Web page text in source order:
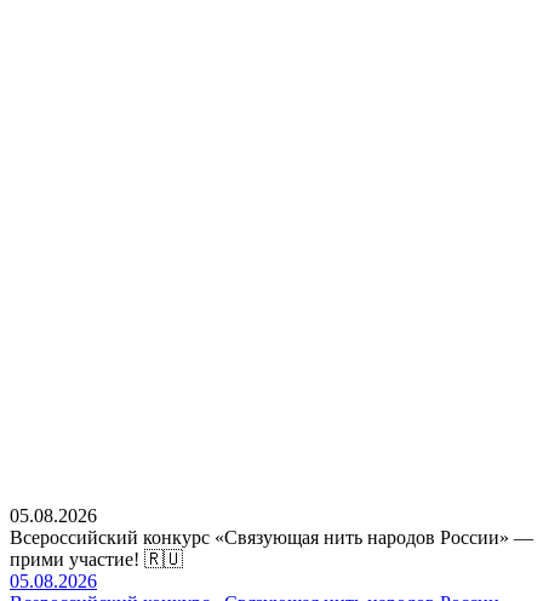
05.08.2026
Всероссийский конкурс «Связующая нить народов России» —
прими участие! 🇷🇺
05.08.2026